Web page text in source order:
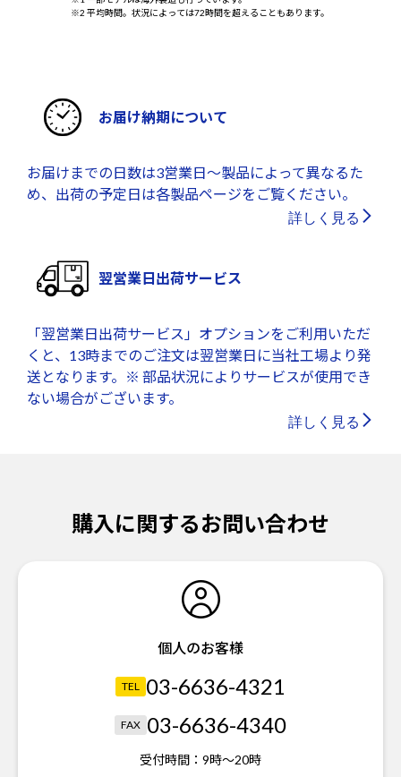
※2 平均時間。状況によっては72時間を超えることもあります。
お届け納期について
お届けまでの日数は3営業日～製品によって異なるた
め、出荷の予定日は各製品ページをご覧ください。
詳しく見る
翌営業日出荷サービス
「翌営業日出荷サービス」オプションをご利用いただ
くと、13時までのご注文は翌営業日に当社工場より発
送となります。※ 部品状況によりサービスが使用でき
ない場合がございます。
詳しく見る
購入に関するお問い合わせ
個人のお客様
TEL 03-6636-4321
FAX 03-6636-4340
受付時間： 9時～20時